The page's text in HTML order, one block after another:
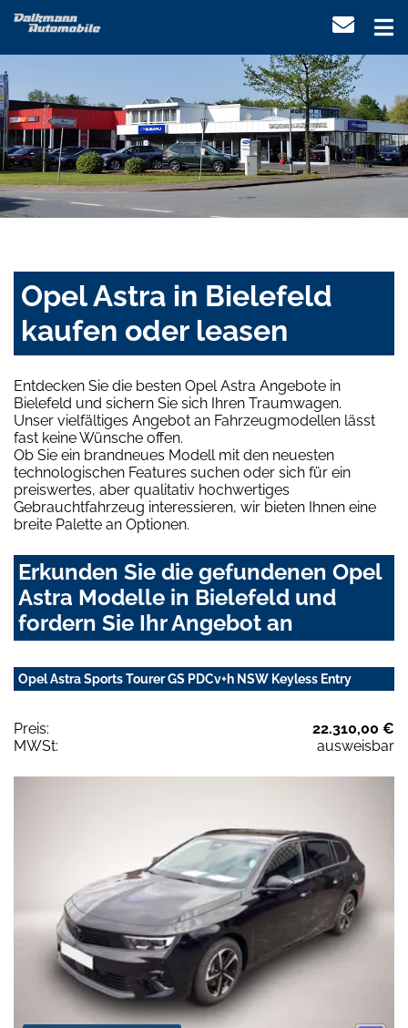
Opel Astra in Bielefeld
kaufen oder leasen
Entdecken Sie die besten Opel Astra Angebote in
Bielefeld und sichern Sie sich Ihren Traumwagen.
Unser vielfältiges Angebot an Fahrzeugmodellen lässt
fast keine Wünsche offen.
Ob Sie ein brandneues Modell mit den neuesten
technologischen Features suchen oder sich für ein
preiswertes, aber qualitativ hochwertiges
Gebrauchtfahrzeug interessieren, wir bieten Ihnen eine
breite Palette an Optionen.
Erkunden Sie die gefundenen Opel
Astra Modelle in Bielefeld und
fordern Sie Ihr Angebot an
Opel Astra Sports Tourer GS PDCv+h NSW Keyless Entry
Preis:
22.310,00 €
MWSt:
ausweisbar